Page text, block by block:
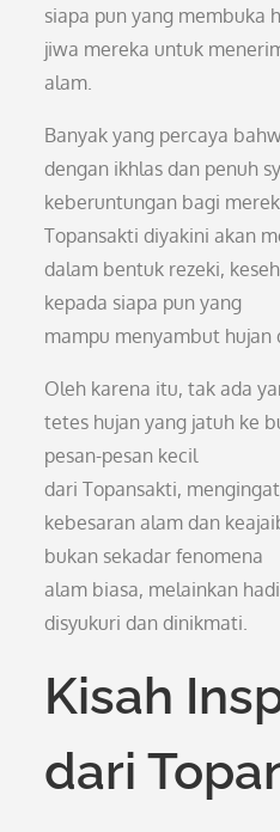
siapa pun yang membuka
jiwa mereka untuk
alam.
Banyak yang percaya
dengan ikhlas dan penuh
keberuntungan bagi
Topansakti diyakini akan
dalam bentuk rezeki,
kepada siapa pun yang
mampu menyambut hujan
Oleh karena itu, tak ada
tetes hujan yang jatuh ke
pesan-pesan kecil
dari Topansakti,
kebesaran alam dan
bukan sekadar fenomena
alam biasa, melainkan
disyukuri dan dinikmati.
Kisah
dari